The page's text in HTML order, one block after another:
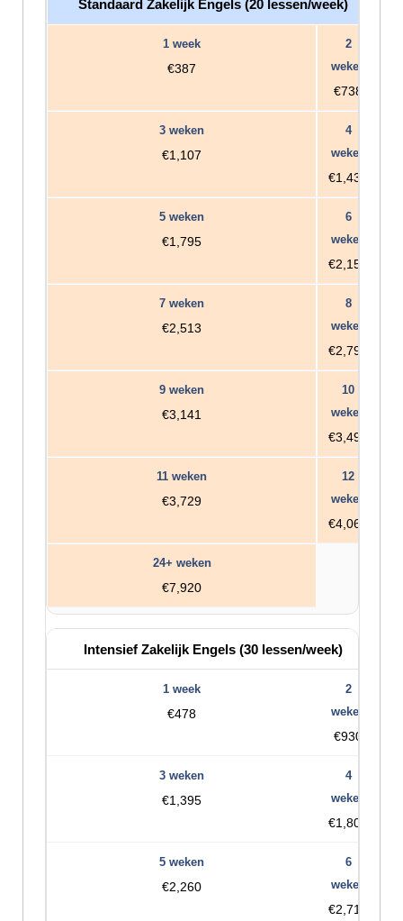
Standaard Zakelijk Engels (20 lessen/week)
€387
€738
€1,107
€1,436
€1,795
€2,154
€2,513
€2,792
€3,141
€3,490
€3,729
€4,068
€7,920
Intensief Zakelijk Engels (30 lessen/week)
€478
€930
€1,395
€1,808
€2,260
€2,712